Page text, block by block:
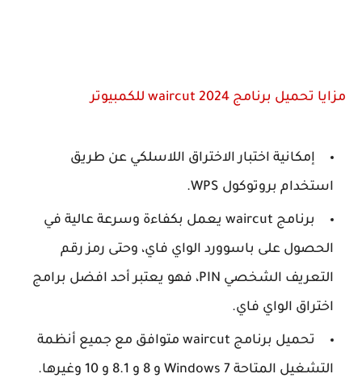
مزايا تحميل برنامج waircut 2024 للكمبيوتر
إمكانية اختبار الاختراق اللاسلكي عن طريق
استخدام بروتوكول WPS.
برنامج waircut يعمل بكفاءة وسرعة عالية في
الحصول على باسوورد الواي فاي، وحتى رمز رقم
التعريف الشخصي PIN، فهو يعتبر أحد افضل برامج
اختراق الواي فاي.
تحميل برنامج waircut متوافق مع جميع أنظمة
التشغيل المتاحة Windows 7 و 8 و 8.1 و 10 وغيرها.